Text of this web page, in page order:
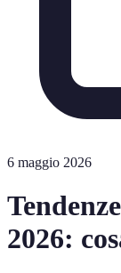
6 maggio 2026
2026: